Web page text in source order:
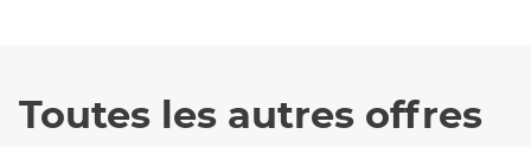
Toutes les autres offres